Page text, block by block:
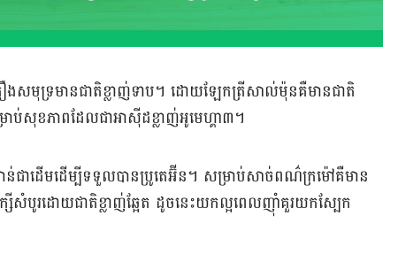
ឿង​សមុទ្រ​មាន​ជាតិ​ខ្លាញ់​ទាប។ ដោយ​ឡែក​ត្រី​សាល់ម៉ុន​គឺ​មាន​ជាតិ​
ម្រាប់​សុខភាព​ដែល​ជា​អាស៊ីដ​ខ្លាញ់​អូមេហ្គា៣។
ាដើម​ដើម្បី​ទទួល​បាន​ប្រូតេអ៊ីន។ សម្រាប់​សាច់​ពណ៌​ក្រម៉ៅ​គឺមាន​
សី​សំបូរ​ដោយ​ជាតិ​ខ្លាញ់​ឆ្អែត ដូចនេះ​យក​ល្អ​ពេល​ញ៉ាំ​គួរ​យក​ស្បែក​